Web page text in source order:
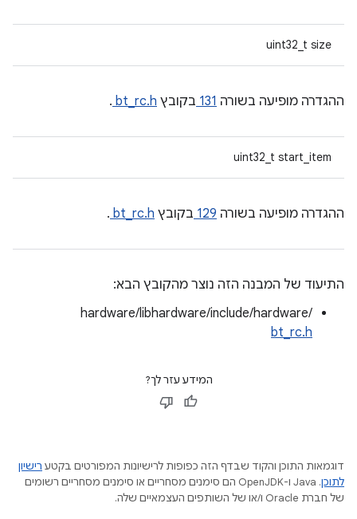
uint32_t size
ההגדרה מופיעה בשורה 131 בקובץ bt_rc.h
.
uint32_t start_item
ההגדרה מופיעה בשורה 129 בקובץ bt_rc.h
.
התיעוד של המבנה הזה נוצר מהקובץ הבא:
hardware/libhardware/include/hardware/
bt_rc.h
המידע עזר לך?
דוגמאות התוכן והקוד שבדף הזה כפופות לרישיונות המפורטים בקטע רישיון
לתוכן
.‏ Java ו-OpenJDK הם סימנים מסחריים או סימנים מסחריים רשומים
של חברת Oracle ו/או של השותפים העצמאיים שלה.